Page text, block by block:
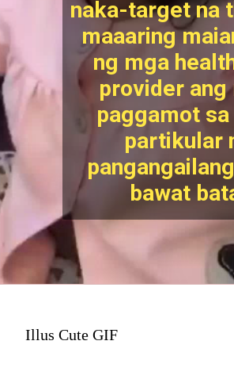
naka-target na
maaaring
ng mga
provider ang
paggamot
partikular
bawat
Illus Cute GIF